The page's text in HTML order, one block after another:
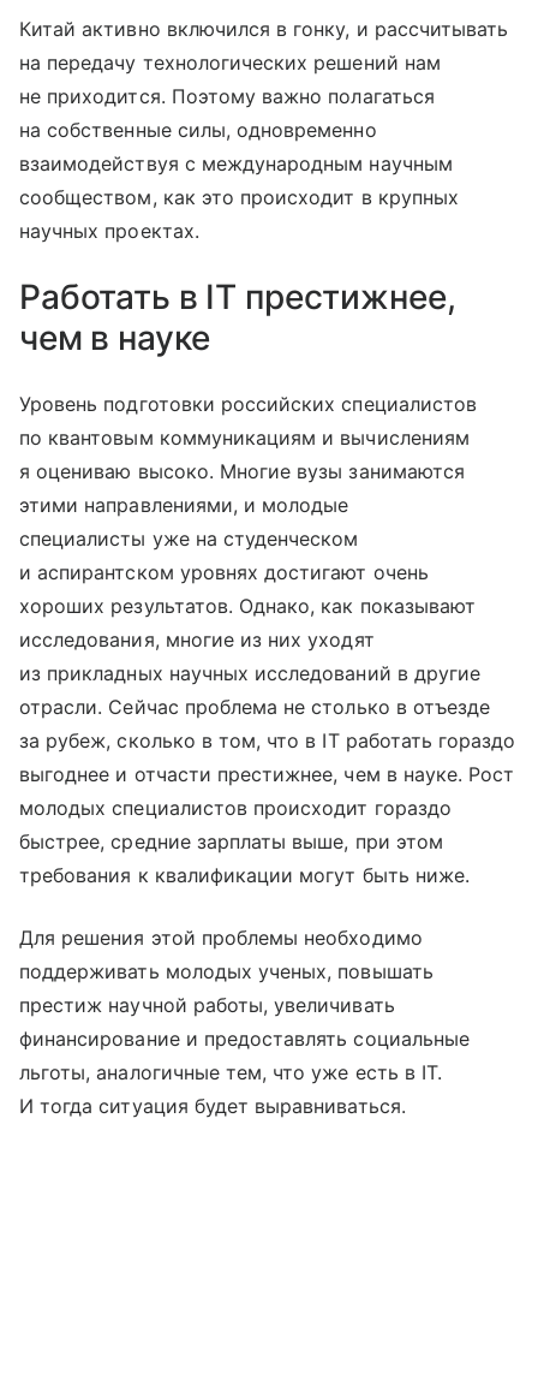
Китай активно включился в гонку, и рассчитывать
на передачу технологических решений нам
не приходится. Поэтому важно полагаться
на собственные силы, одновременно
взаимодействуя с международным научным
сообществом, как это происходит в крупных
научных проектах.
Работать в IT престижнее,
чем в науке
Уровень подготовки российских специалистов
по квантовым коммуникациям и вычислениям
я оцениваю высоко. Многие вузы занимаются
этими направлениями, и молодые
специалисты уже на студенческом
и аспирантском уровнях достигают очень
хороших результатов. Однако, как показывают
исследования, многие из них уходят
из прикладных научных исследований в другие
отрасли. Сейчас проблема не столько в отъезде
за рубеж, сколько в том, что в IT работать гораздо
выгоднее и отчасти престижнее, чем в науке. Рост
молодых специалистов происходит гораздо
быстрее, средние зарплаты выше, при этом
требования к квалификации могут быть ниже.
Для решения этой проблемы необходимо
поддерживать молодых ученых, повышать
престиж научной работы, увеличивать
финансирование и предоставлять социальные
льготы, аналогичные тем, что уже есть в IT.
И тогда ситуация будет выравниваться.